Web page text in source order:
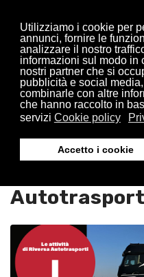
Utilizziamo i cookie per
annunci, fornire le
analizzare il nostro
informazioni sul modo in
nostri partner che si
pubblicità e social
combinarle con altre
che hanno raccolto in
servizi Cookie policy
Accetto i cookie
Trasporti